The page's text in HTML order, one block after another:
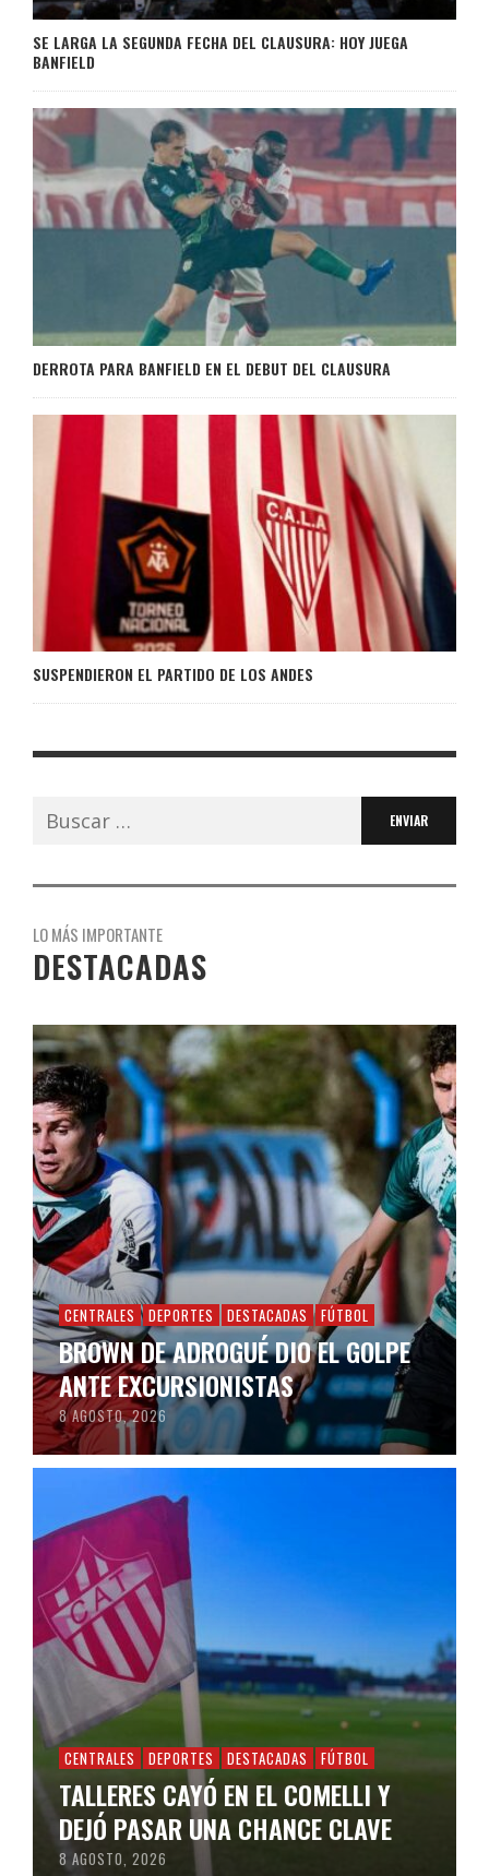
SE LARGA LA SEGUNDA FECHA DEL CLAUSURA: HOY JUEGA
BANFIELD
DERROTA PARA BANFIELD EN EL DEBUT DEL CLAUSURA
SUSPENDIERON EL PARTIDO DE LOS ANDES
Buscar:
LO MÁS IMPORTANTE
DESTACADAS
CENTRALES DEPORTES DESTACADAS FÚTBOL
BROWN DE ADROGUÉ DIO EL GOLPE
ANTE EXCURSIONISTAS
8 AGOSTO, 2026
CENTRALES DEPORTES DESTACADAS FÚTBOL
TALLERES CAYÓ EN EL COMELLI Y
DEJÓ PASAR UNA CHANCE CLAVE
8 AGOSTO, 2026